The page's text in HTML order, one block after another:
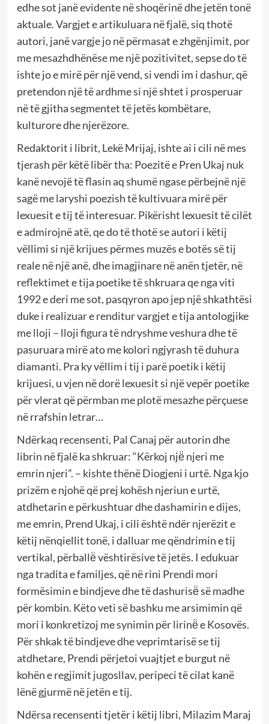
edhe sot janë evidente në shoqërinë dhe jetën tonë
aktuale. Vargjet e artikuluara në fjalë, siq thotë
autori, janë vargje jo në përmasat e zhgënjimit, por
me mesazhdhënëse me një pozitivitet, sepse do të
ishte jo e mirë për një vend, si vendi im i dashur, që
pretendon një të ardhme si një shtet i prosperuar
në të gjitha segmentet të jetës kombëtare,
kulturore dhe njerëzore.
Redaktorit i librit, Lekë Mrijaj, ishte ai i cili në mes
tjerash për këtë libër tha: Poezitë e Pren Ukaj nuk
kanë nevojë të flasin aq shumë ngase përbejnë një
sagë me laryshi poezish të kultivuara mirë për
lexuesit e tij të interesuar. Pikërisht lexuesit të cilët
e admirojnë atë, qe do të thotë se autori i këtij
vëllimi si një krijues përmes muzës e botës së tij
reale në një anë, dhe imagjinare në anën tjetër, në
reflektimet e tija poetike të shkruara qe nga viti
1992 e deri me sot, pasqyron apo jep një shkathtësi
duke i realizuar e renditur vargjet e tija antologjike
me lloji – lloji figura të ndryshme veshura dhe të
pasuruara mirë ato me kolori ngjyrash të duhura
diamanti. Pra ky vëllim i tij i parë poetik i këtij
krijuesi, u vjen në dorë lexuesit si një vepër poetike
për vlerat që përmban me plotë mesazhe përçuese
në rrafshin letrar…
Ndërkaq recensenti, Pal Canaj për autorin dhe
librin në fjalë ka shkruar: “Kërkoj një̈ njeri me
emrin njeri”. – kishte thënë Diogjeni i urtë. Nga kjo
prizëm e njohë që prej kohësh njeriun e urtë,
atdhetarin e përkushtuar dhe dashamirin e dijes,
me emrin, Prend Ukaj, i cili është ndër njerëzit e
këtij nënqiellit tonë, i dalluar me qëndrimin e tij
vertikal, përballë̈ vështirësive të jetës. I edukuar
nga tradita e familjes, që në rini Prendi mori
formësimin e bindjeve dhe të dashurisë̈ së madhe
për kombin. Këto veti së bashku me arsimimin që
mori i konkretizoj me synimin për lirinë̈ e Kosovës.
Për shkak të bindjeve dhe veprimtarisë se tij
atdhetare, Prendi përjetoi vuajtjet e burgut në
kohën e regjimit jugosllav, peripeci të cilat kanë
lënë gjurmë në jetën e tij.
Ndërsa recensenti tjetër i këtij libri, Milazim Maraj